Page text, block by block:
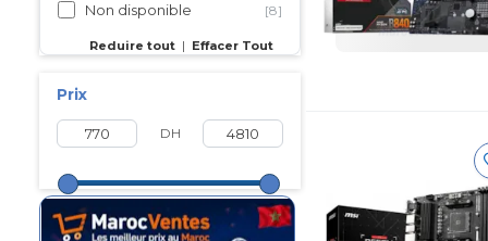
Non disponible [8]
Reduire tout | Effacer Tout
Prix
DH
Maroc FiFa 2026